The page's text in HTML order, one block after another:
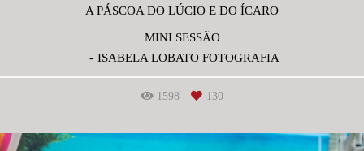
A PÁSCOA DO LÚCIO E DO ÍCARO
MINI SESSÃO
ISABELA LOBATO FOTOGRAFIA
1598 130